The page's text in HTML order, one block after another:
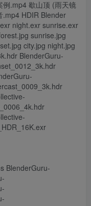
.mp4 歇山顶 (雨天镜
.mp4 HDIR Blender
night.exr sunrise.exr
sunrise.jpg
city.jpg night.jpg
BlenderGuru-
BlenderGuru-